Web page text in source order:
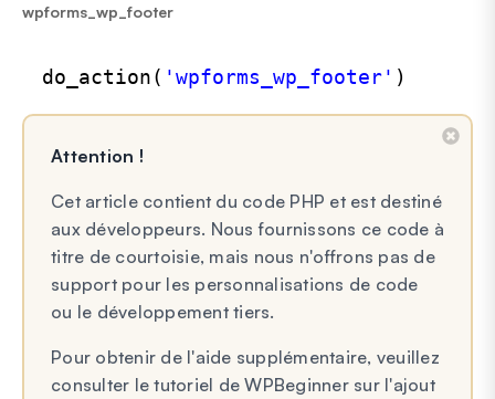
wpforms_wp_footer
do_action( 'wpforms_wp_footer' )
Attention !
Cet article contient du code PHP et est destiné
aux développeurs. Nous fournissons ce code à
titre de courtoisie, mais nous n'offrons pas de
support pour les personnalisations de code
ou le développement tiers.
Pour obtenir de l'aide supplémentaire, veuillez
consulter le tutoriel de WPBeginner sur l'ajout